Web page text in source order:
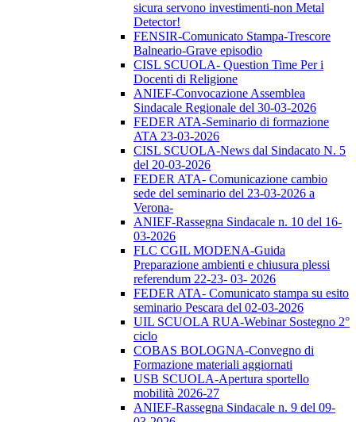
sicura servono investimenti-non Metal
Detector!
FENSIR-Comunicato Stampa-Trescore
Balneario-Grave episodio
CISL SCUOLA- Question Time Per i
Docenti di Religione
ANIEF-Convocazione Assemblea
Sindacale Regionale del 30-03-2026
FEDER ATA-Seminario di formazione
ATA 23-03-2026
CISL SCUOLA-News dal Sindacato N. 5
del 20-03-2026
FEDER ATA- Comunicazione cambio
sede del seminario del 23-03-2026 a
Verona-
ANIEF-Rassegna Sindacale n. 10 del 16-
03-2026
FLC CGIL MODENA-Guida
Preparazione ambienti e chiusura plessi
referendum 22-23- 03- 2026
FEDER ATA- Comunicato stampa su esito
seminario Pescara del 02-03-2026
UIL SCUOLA RUA-Webinar Sostegno 2°
ciclo
COBAS BOLOGNA-Convegno di
Formazione materiali aggiornati
USB SCUOLA-Apertura sportello
mobilità 2026-27
ANIEF-Rassegna Sindacale n. 9 del 09-